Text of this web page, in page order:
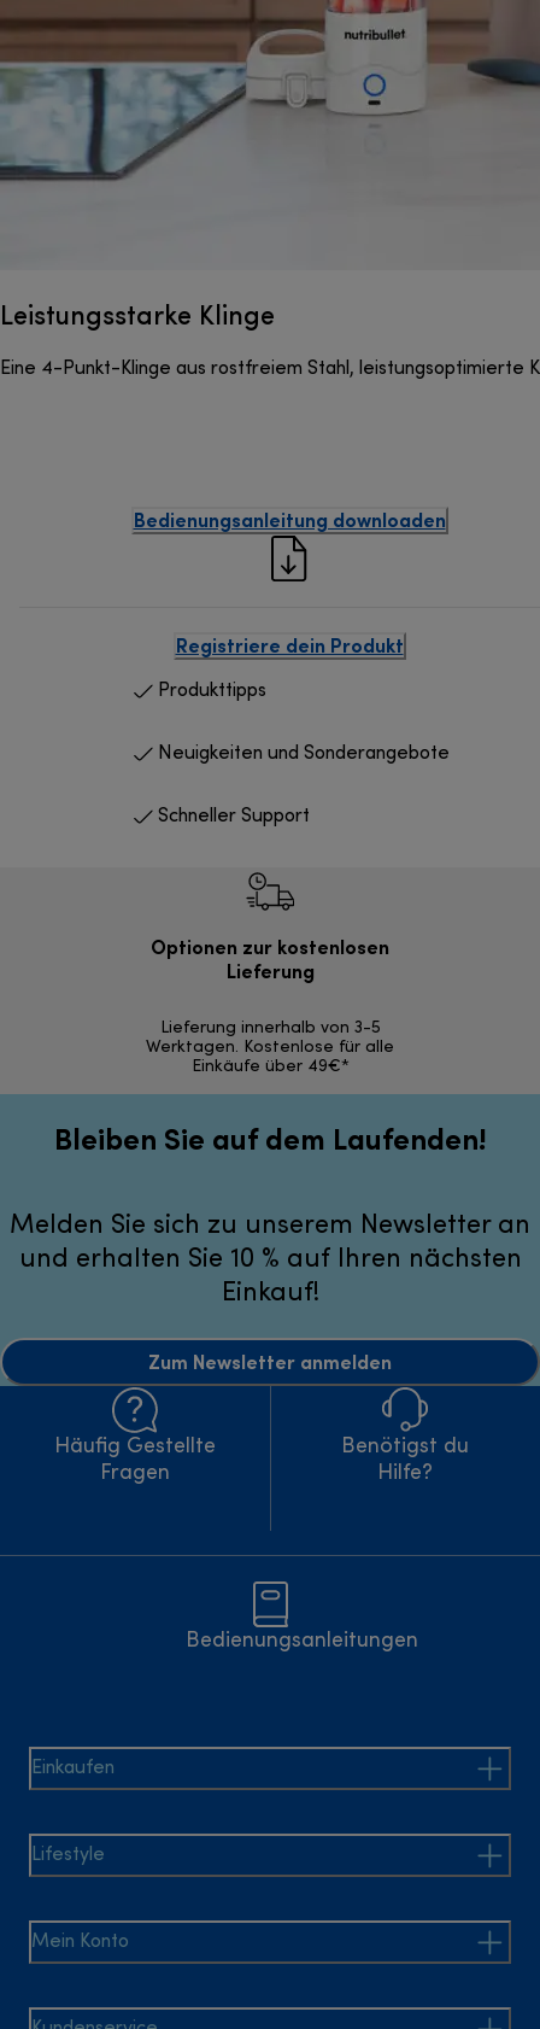
Leistungsstarke Klinge
Eine 4-Punkt-Klinge aus rostfreiem Stahl,
Bedienungsanleitung downloaden
Registriere dein Produkt
Produkttipps
Neuigkeiten und Sonderangebote
Schneller Support
Optionen zur kostenlosen
Lieferung
Lieferung innerhalb von 3-5
Werktagen. Kostenlose für alle
Einkäufe über 49€*
Bleiben Sie auf dem Laufenden!
Melden Sie sich zu unserem Newsletter an
und erhalten Sie 10 % auf Ihren nächsten
Einkauf!
Zum Newsletter anmelden
Häufig Gestellte
Fragen
Benötigst du
Hilfe?
Bedienungsanleitungen
Einkaufen
Lifestyle
Mein Konto